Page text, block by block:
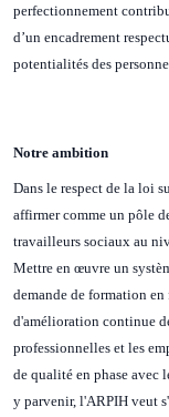
perfectionnement
d’un encadrement
potentialités des
Notre ambition
Dans le respect de la loi
affirmer comme un pôle
travailleurs sociaux au
Mettre en œuvre un
demande de formation
d'amélioration continue
professionnelles et les
de qualité en phase avec
y parvenir, l'ARPIH veut